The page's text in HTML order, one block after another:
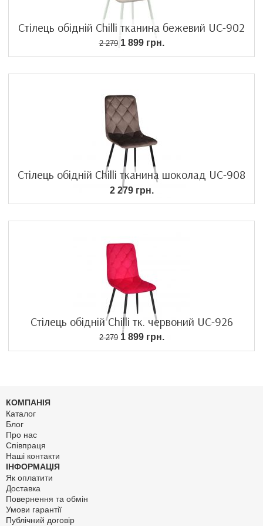
Стілець обідній Chilli тканина бежевий UC-902
2 2791 899 грн.
Стілець обідній Chilli тканина шоколад UC-908
2 279 грн.
Стілець обідній Chilli тк. червоний UC-926
2 2791 899 грн.
КОМПАНІЯ
Каталог
Блог
Про нас
Співпраця
Наші контакти
ІНФОРМАЦІЯ
Як оплатити
Доставка
Повернення та обмін
Умови гарантії
Публічний договір